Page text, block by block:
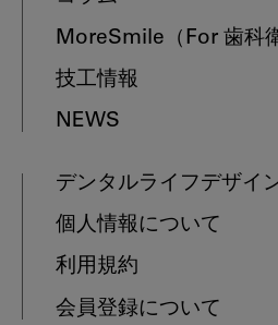
MoreSmile （For 歯科
技工情報
NEWS
デンタルライフデザイ
個人情報について
利用規約
会員登録について